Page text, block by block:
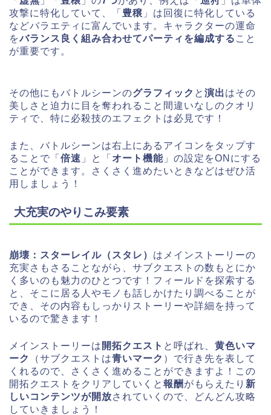
攻撃に特化していて、「 豊穣 」は回復に特化している
などバラエティに富んでいます。キャラクターの運命
をバランス良く組み合わせてパーティを編成する こと
が重要です。
その他にもバトルシーンのグラフィック と 演出はその
美しさと迫力に目を奪われること間違いなしのクオリ
ティで、特に必殺技のエフェクトは必見です！
また、バトルシーンは右上にあるアイコンをタップす
ることで「 倍速 」と「 オート機能 」の設定をONにする
ことができます。さくさく進めたいときなどはぜひ活
用しましょう！
大充実のやりこみ要素
崩壊：スターレイル（スタレ） はメインストーリーの
充実さもさることながら、サブクエストの数もとにか
く多いのも魅力のひとつです！フィールドを探索する
と、そこに居る人やモノも話しかけたり調べることが
でき、その内容もしっかりストーリーや詳細を持って
いるので驚きます！
メインストーリーは 開拓クエスト と呼ばれ、 黄色いマ
ーク
（サブクエストは青いマーク ）で行き先を表して
くれるので、さくさく進めることができますよ！この
開拓クエストをクリアしていくと 報酬 がもらえたり 新
しいコンテンツが開放されていくので、どんどん攻略
していきましょう！